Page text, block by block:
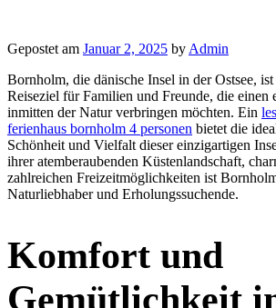
Gepostet am Januar 2, 2025 by Admin
Bornholm, die dänische Insel in der Ostsee,
Reiseziel für Familien und Freunde, die einen
inmitten der Natur verbringen möchten. Ein
ferienhaus bornholm 4 personen bietet die
Schönheit und Vielfalt dieser einzigartigen
ihrer atemberaubenden Küstenlandschaft,
zahlreichen Freizeitmöglichkeiten ist
Naturliebhaber und Erholungssuchende.
Komfort und
Gemütlichkeit